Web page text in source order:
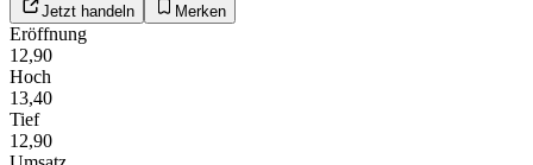
Jetzt handeln Merken
Eröffnung
12,90
Hoch
13,40
Tief
12,90